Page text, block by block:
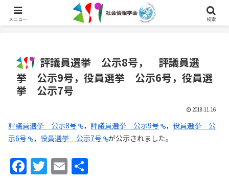
English
評議員選挙 公示8号， 評議員選
挙 公示9号，役員選挙 公示6号，役員選
挙 公示7号
2018.11.16
評議員選挙 公示8号 ， 評議員選挙 公示9号 ， 役員選挙 公
示6号
， 役員選挙 公示7号 が公示されました。
F T E
メニュー 検索